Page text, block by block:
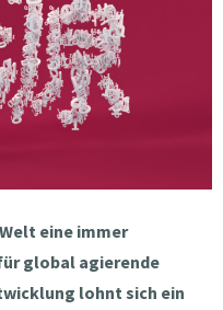
eine immer
global agierende
lohnt sich ein